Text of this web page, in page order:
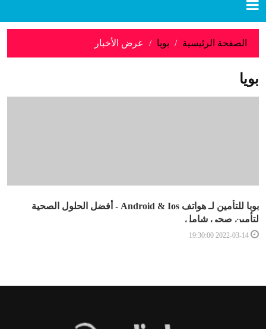
الصفحة الرئيسية بويا عرض الأخبار
بويا
بوبا للتأمين لـ هواتف Android & Ios - أفضل الحلول الصحية
لتأمين صحي شامل